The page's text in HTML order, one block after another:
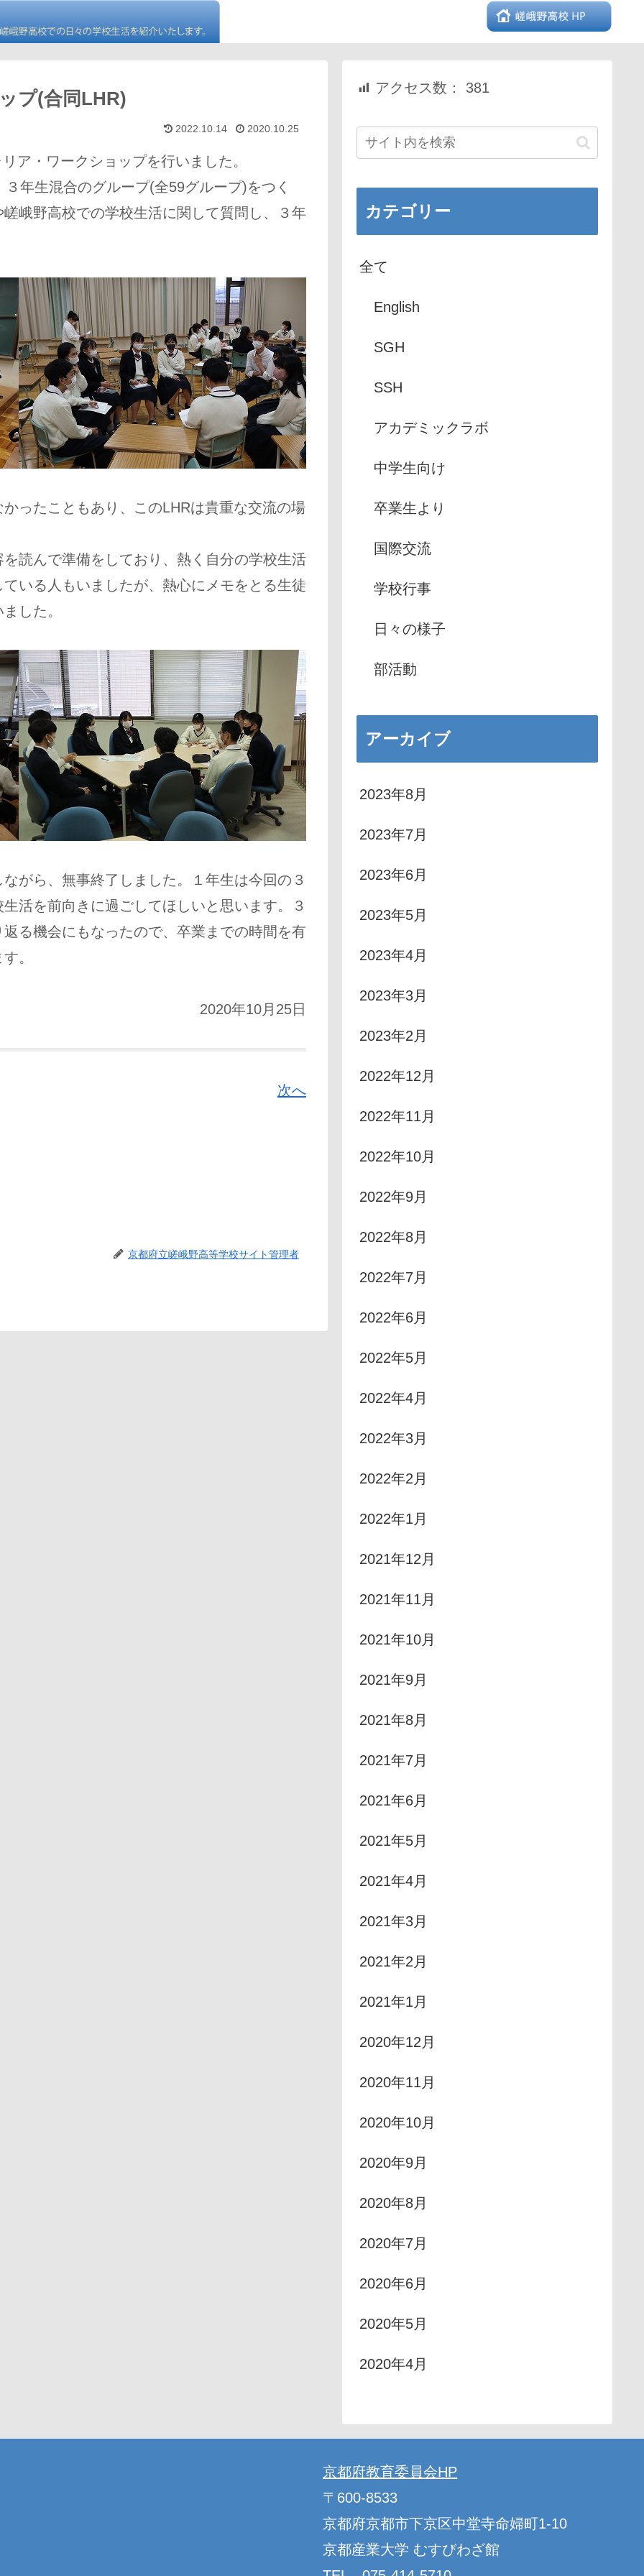
プ(合同LHR)
2022.10.14 2020.10.25
ア・ワークショップを行いました。
年生混合のグループ(全59グループ)をつく
峨野高校での学校生活に関して質問し、３年
ったこともあり、このLHRは貴重な交流の場
読んで準備をしており、熱く自分の学校生活
いる人もいましたが、熱心にメモをとる生徒
した。
がら、無事終了しました。１年生は今回の３
活を前向きに過ごしてほしいと思います。３
る機会にもなったので、卒業までの時間を有
。
2020年10月25日
次へ
京都府立嵯峨野高等学校サイト管理者
アクセス数： 381
カテゴリー
全て
English
SGH
SSH
アカデミックラボ
中学生向け
卒業生より
国際交流
学校行事
日々の様子
部活動
アーカイブ
2023年8月
2023年7月
2023年6月
2023年5月
2023年4月
2023年3月
2023年2月
2022年12月
2022年11月
2022年10月
2022年9月
2022年8月
2022年7月
2022年6月
2022年5月
2022年4月
2022年3月
2022年2月
2022年1月
2021年12月
2021年11月
2021年10月
2021年9月
2021年8月
2021年7月
2021年6月
2021年5月
2021年4月
2021年3月
2021年2月
2021年1月
2020年12月
2020年11月
2020年10月
2020年9月
2020年8月
2020年7月
2020年6月
2020年5月
2020年4月
京都府教育委員会HP
〒600-8533
京都府京都市下京区中堂寺命婦町1-10
京都産業大学 むすびわざ館